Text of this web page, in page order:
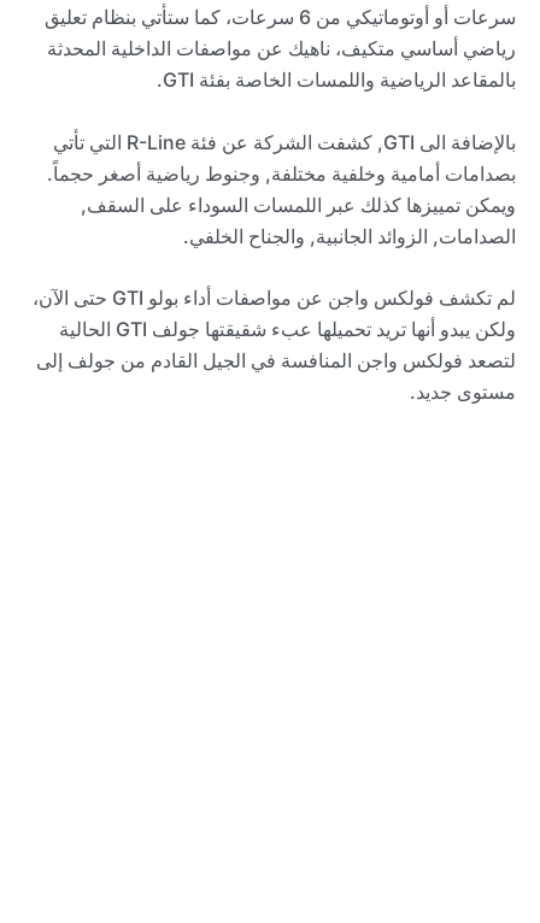
سرعات أو أوتوماتيكي من 6 سرعات، كما ستأتي بنظام تعليق
رياضي أساسي متكيف، ناهيك عن مواصفات الداخلية المحدثة
بالمقاعد الرياضية واللمسات الخاصة بفئة GTI.
بالإضافة الى GTI, كشفت الشركة عن فئة R-Line التي تأتي
بصدامات أمامية وخلفية مختلفة, وجنوط رياضية أصغر حجماً.
ويمكن تمييزها كذلك عبر اللمسات السوداء على السقف,
الصدامات, الزوائد الجانبية, والجناح الخلفي.
لم تكشف فولكس واجن عن مواصفات أداء بولو GTI حتى الآن،
ولكن يبدو أنها تريد تحميلها عبء شقيقتها جولف GTI الحالية
لتصعد فولكس واجن المنافسة في الجيل القادم من جولف إلى
مستوى جديد.